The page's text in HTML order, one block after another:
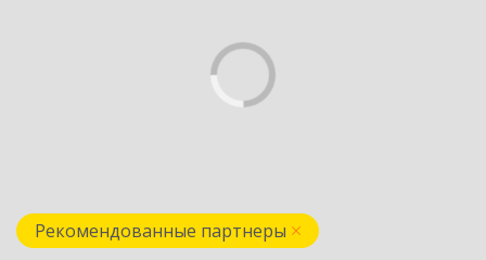
Рекомендованные партнеры